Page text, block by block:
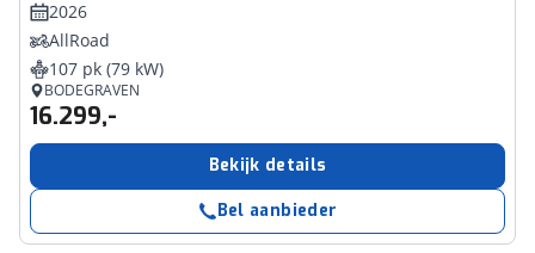
2026
AllRoad
107 pk (79 kW)
BODEGRAVEN
16.299,-
Bekijk details
Bel aanbieder